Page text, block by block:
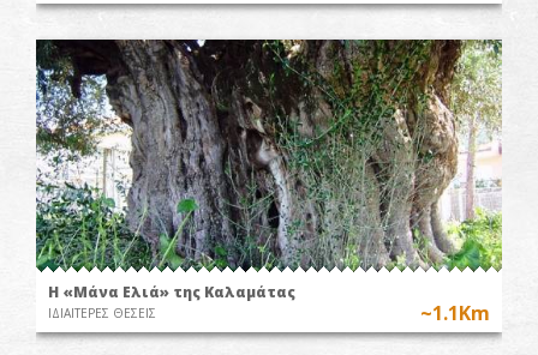
Η «Μάνα Ελιά» της Καλαμάτας
ΙΔΙΑΙΤΕΡΕΣ ΘΕΣΕΙΣ ~1.1Km